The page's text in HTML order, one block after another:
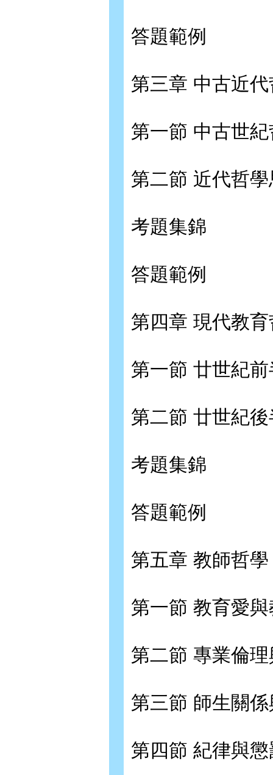
答題範例
第三章 中古近
第一節 中古世
第二節 近代哲
考題集錦
答題範例
第四章 現代教
第一節 廿世紀
第二節 廿世紀
考題集錦
答題範例
第五章 教師哲
第一節 教育愛
第二節 專業倫
第三節 師生關
第四節 紀律與懲